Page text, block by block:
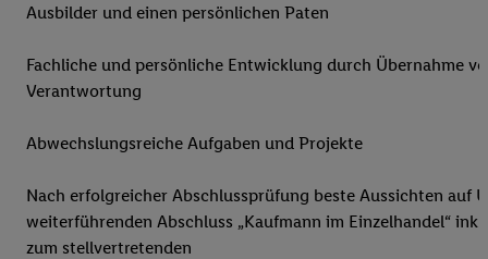
Ausbilder und einen persönlichen Paten
Fachliche und persönliche Entwicklung durch Übernahme
Verantwortung
Abwechslungsreiche Aufgaben und Projekte
Nach erfolgreicher Abschlussprüfung beste Aussichten auf
weiterführenden Abschluss „Kaufmann im Einzelhandel“
zum stellvertretenden